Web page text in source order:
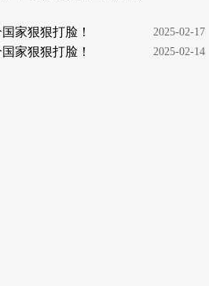
2025-02-17
家狠狠打脸！
2025-02-14
家狠狠打脸！